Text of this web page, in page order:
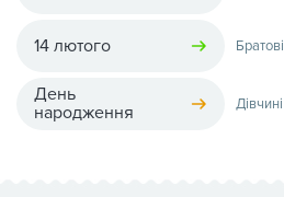
14 лютого Братові
День
народження
Дівчині